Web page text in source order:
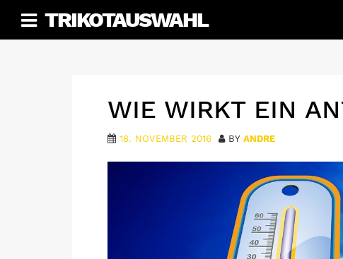
content
TRIKOTAUSWAHL
WIE WIRKT EIN
18. NOVEMBER 2016 BY ANDRE